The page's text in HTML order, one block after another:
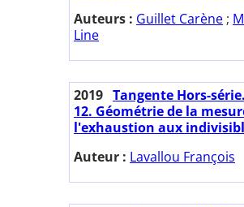
Auteurs : Guillet Carène ;
Line
2019 Tangente Hors-
12. Géométrie de la
l'exhaustion aux
Auteur : Lavallou François